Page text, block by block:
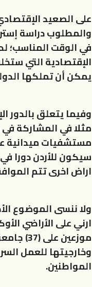
على الصعيد
والمطلوب دراسة
في الوقت المناسب؛
الإقتصادية التي
يمكن أن تملكها
وفيما يتعلق بالدور
مثلا في المشاركة في
مستشفيات ميدانية
سيكون للأردن دورا في
اراض اخرى تتم
وخارجيتها للعمل
المواطنين.